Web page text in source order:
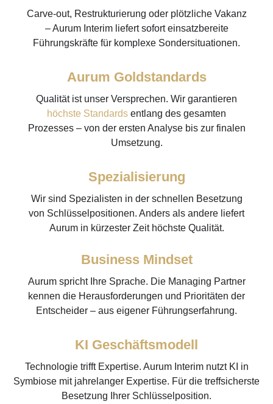
Carve-out, Restrukturierung oder plötzliche Vakanz
– Aurum Interim liefert sofort einsatzbereite
Führungskräfte für komplexe Sondersituationen.
Aurum Goldstandards
Qualität ist unser Versprechen. Wir garantieren
höchste Standards entlang des gesamten
Prozesses – von der ersten Analyse bis zur finalen
Umsetzung.
Spezialisierung
Wir sind Spezialisten in der schnellen Besetzung
von Schlüsselpositionen. Anders als andere liefert
Aurum in kürzester Zeit höchste Qualität.
Business Mindset
Aurum spricht Ihre Sprache. Die Managing Partner
kennen die Herausforderungen und Prioritäten der
Entscheider – aus eigener Führungserfahrung.
KI Geschäftsmodell
Technologie trifft Expertise. Aurum Interim nutzt KI in
Symbiose mit jahrelanger Expertise. Für die treffsicherste
Besetzung Ihrer Schlüsselposition.